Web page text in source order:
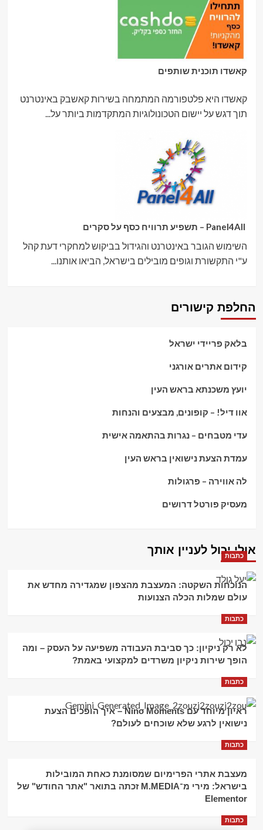
קאשדו תוכנית שותפים
קאשדו היא פלטפורמה המתמחה בשירות קאשבק באינטרנט
תוך דגש על יישום הטכונולוגיות המתקדמות ביותר על...
השימוש הגובר באינטרנט והגידול בביקוש למחקרי דעת קהל
ע"י התקשורת וגופים מובילים בישראל, הביאו אותנו...
החלפת קישורים
בלאק פריידי ישראל
קידום אתרים אורגני
יועץ משכנתא בראש העין
אוו דיל! – קופונים, מבצעים והנחות
עדי מטבחים – נגרות בהתאמה אישית
עמדת הצעת נישואין בראש העין
לה אווירה – פרגולות
מעסיק פורטל דרושים
אולי יכול לעניין אותך
כתבות
הנוכחות השקטה: המעצבת מהצפון שמגדירה מחדש את
עולם שמלות הכלה הצנועות
כתבות
לא רק ניקיון: כך סביבת העבודה משפיעה על העסק – ומה
הופך שירות ניקיון משרדים למקצועי באמת?
כתבות
ראיון מיוחד עם Nino Moments – איך הופכים הצעת
נישואין לרגע שלא שוכחים לעולם?
כתבות
מעצבת אתרי הפרימיום שמסומנת כאחת המובילות
בישראל: מירי מ־M.MEDIA זכתה בתואר "אתר החודש" של
Elementor
כתבות